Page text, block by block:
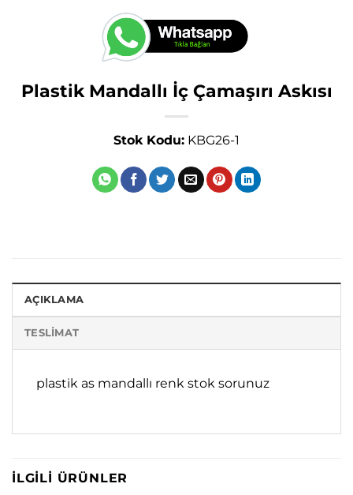
Plastik Mandallı İç Çamaşırı Askısı
Stok Kodu: KBG26-1
AÇIKLAMA
TESLIMAT
plastik as mandallı renk stok sorunuz
İLGILI ÜRÜNLER